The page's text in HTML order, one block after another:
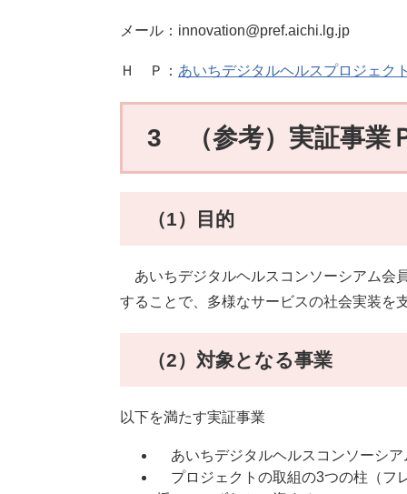
メール：innovation@pref.aichi.lg.jp
Ｈ Ｐ： あいちデジタルヘルスプロジェク
3 （参考）実証事業
（1）目的
あいちデジタルヘルスコンソーシアム会
することで、多様なサービスの社会実装を
（2）対象となる事業
以下を満たす実証事業
あいちデジタルヘルスコンソーシア
プロジェクトの取組の3つの柱（フ